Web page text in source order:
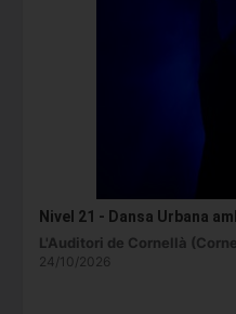
Nivel 21 - Dansa Urbana
L'Auditori de Cornellà
24/10/2026